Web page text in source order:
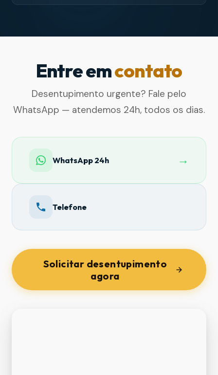
Entre emcontato
Desentupimento urgente? Fale pelo
WhatsApp — atendemos 24h, todos os dias.
WhatsApp 24h →
Telefone
Solicitar desentupimento
agora